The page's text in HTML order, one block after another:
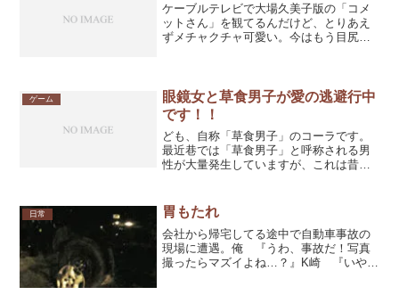
ケーブルテレビで大場久美子版の「コメ
ットさん」を観てるんだけど、とりあえ
ずメチャクチャ可愛い。今はもう目尻に
来てしまった。昔のアイ...
ゲーム
眼鏡女と草食男子が愛の逃避行中
です！！
ども、自称「草食男子」のコーラです。
最近巷では「草食男子」と呼称される男
性が大量発生していますが、これは昔か
会系」な男達は自然と「肉食男子」に分
類されているだけのように...
日常 胃もたれ
会社から帰宅してる途中で自動車事故の
現場に遭遇。俺 『うわ、事故だ！写真
撮ったらマズイよね…？』K崎 『いやぁ